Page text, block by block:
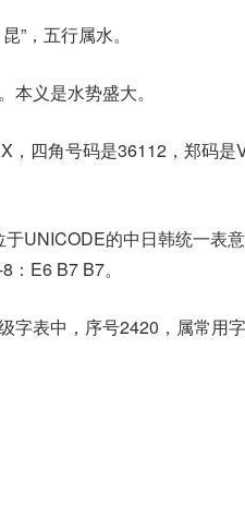
”，五行属水。
本义是水势盛大。
，四角号码是36112，郑码
UNICODE的中日韩统一表
E6 B7 B7。
字表中，序号2420，属常用字